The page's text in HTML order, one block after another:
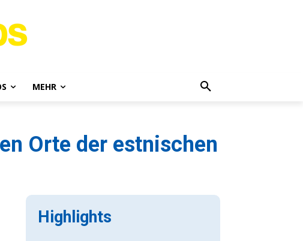
MEHR
Orte der estnischen
Highlights